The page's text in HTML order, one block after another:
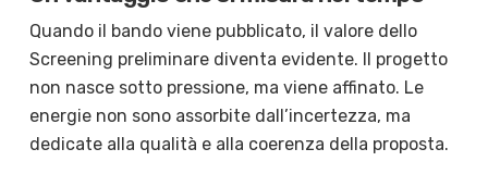
Quando il bando viene pubblicato, il valore dello
Screening preliminare diventa evidente. Il progetto
non nasce sotto pressione, ma viene affinato. Le
energie non sono assorbite dall’incertezza, ma
dedicate alla qualità e alla coerenza della proposta.